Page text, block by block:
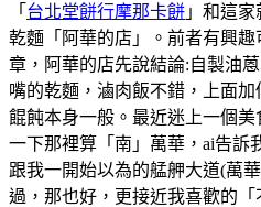
「 台北堂餅行摩那卡餅 」和這
乾麵「阿華的店」。前者有興
章，阿華的店先說結論:自製油
嘴的乾麵，滷肉飯不錯，上面加
餛飩本身一般。最近迷上一個
一下那裡算「南」萬華，ai告訴
跟我一開始以為的艋舺大道(萬
過，那也好，更接近我喜歡的